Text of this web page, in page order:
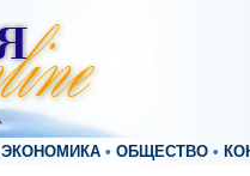
ЭКОНОМИКА • ОБЩЕСТВО •